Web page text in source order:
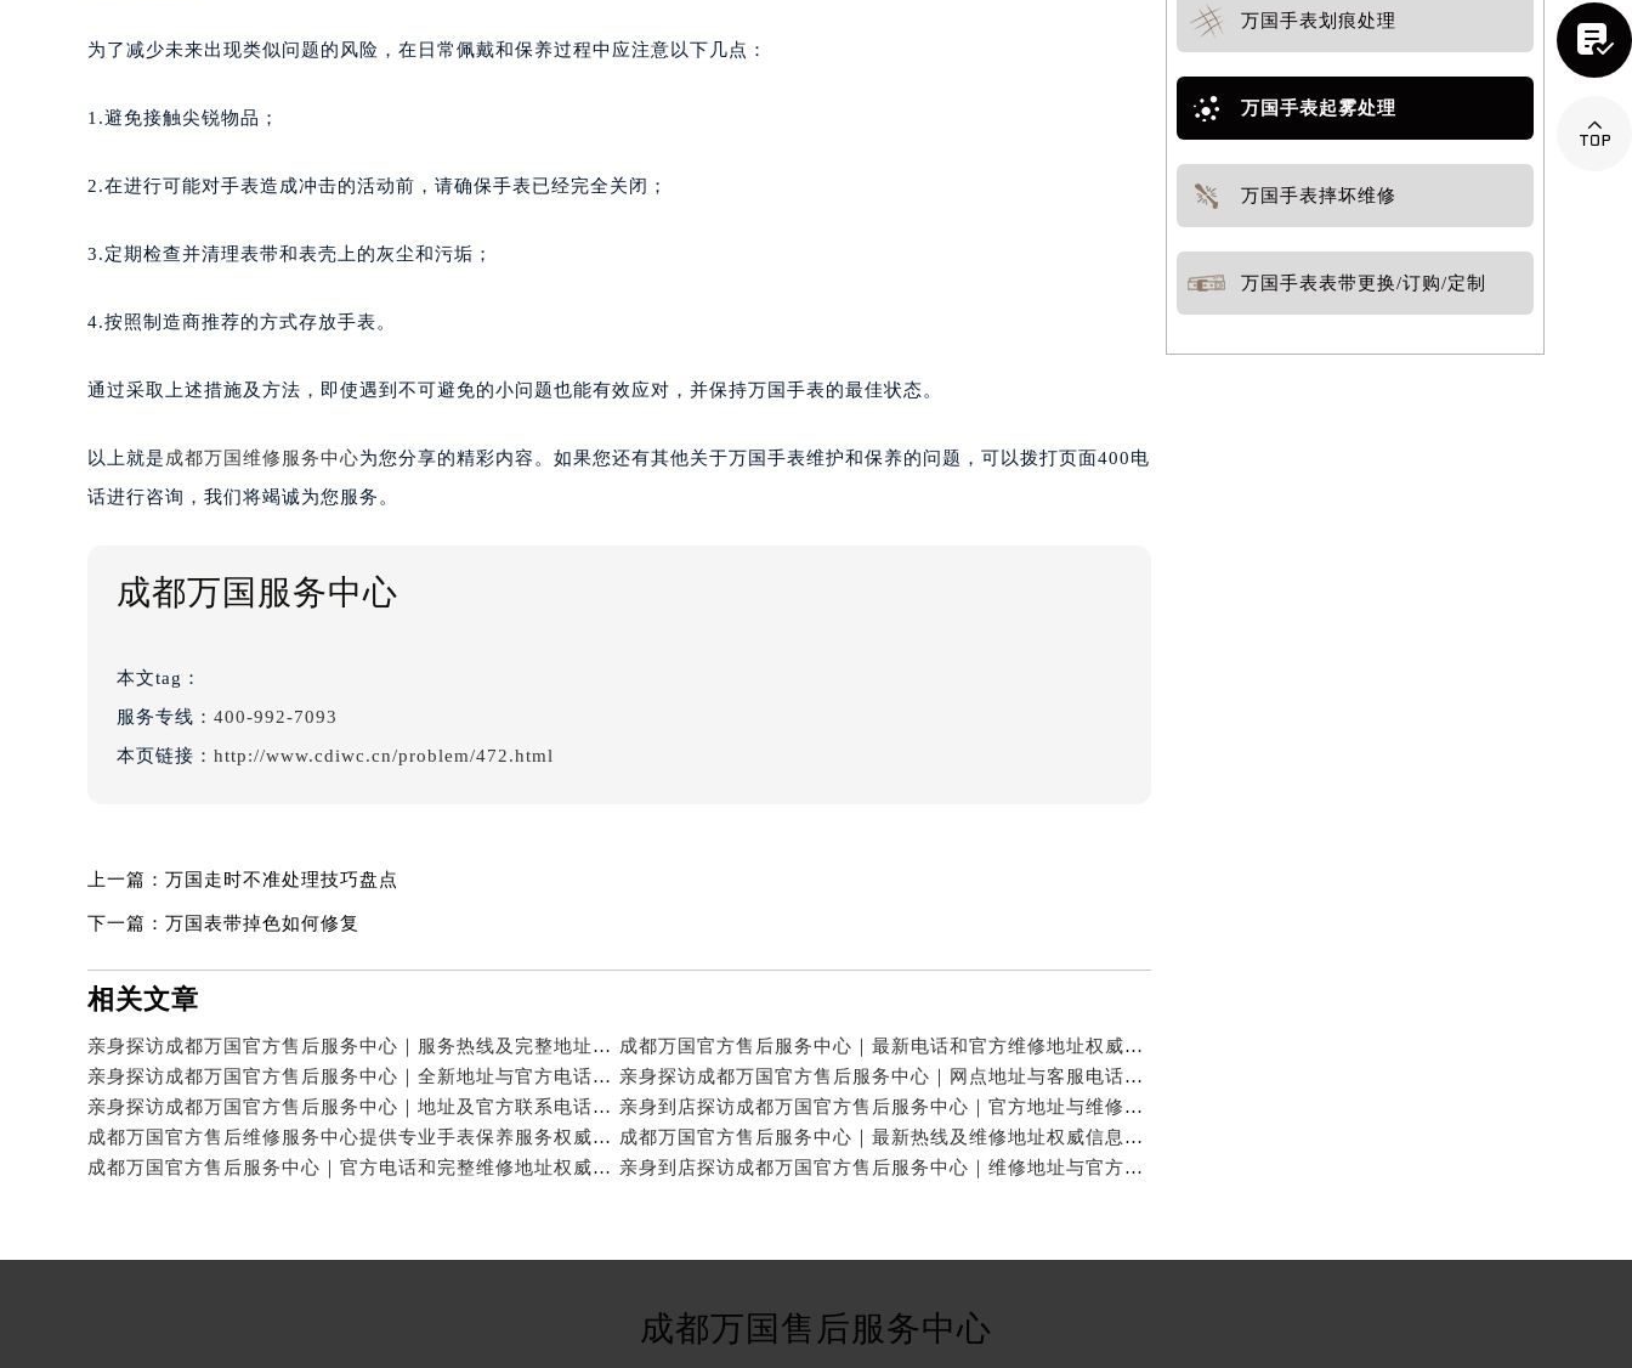
为了减少未来出现类似问题的风险，在日常佩戴和保养过程中应注意以下几点：
1.避免接触尖锐物品；
2.在进行可能对手表造成冲击的活动前，请确保手表已经完全关闭；
3.定期检查并清理表带和表壳上的灰尘和污垢；
4.按照制造商推荐的方式存放手表。
通过采取上述措施及方法，即使遇到不可避免的小问题也能有效应对，并保持万国手表的最佳状态。
以上就是 成都万国维修服务中心为您分享的精彩内容。如果您还有其他关于万国手表维护和保养的问题，可以拨打页面400电
话进行咨询，我们将竭诚为您服务。
成都万国服务中心
本文tag：
服务专线： 400-992-7093
本页链接： http://www.cdiwc.cn/problem/472.html
上一篇： 万国走时不准处理技巧盘点
下一篇： 万国表带掉色如何修复
相关文章
亲身探访成都万国官方售后服务中心｜服务热线及完整地址（2026年7月最新）
成都万国官方售后服务中心｜最新电话和官方维修地址权威信息公示（2026年7月最新）
亲身探访成都万国官方售后服务中心｜全新地址与官方电话（2026年7月最新）
亲身探访成都万国官方售后服务中心｜网点地址与客服电话（2026年7月最新）
亲身探访成都万国官方售后服务中心｜地址及官方联系电话（2026年7月最新）
亲身到店探访成都万国官方售后服务中心｜官方地址与维修热线（2026年7月最新）
成都万国官方售后维修服务中心提供专业手表保养服务权威公示（2026年7月最新）
成都万国官方售后服务中心｜最新热线及维修地址权威信息公示（2026年7月最新）
成都万国官方售后服务中心｜官方电话和完整维修地址权威信息公示（2026年7月最新）
亲身到店探访成都万国官方售后服务中心｜维修地址与官方客服热线（2026年7月最新）
万国手表划痕处理
万国手表起雾处理
万国手表摔坏维修
万国手表表带更换/订购/定制
成都万国售后服务中心

